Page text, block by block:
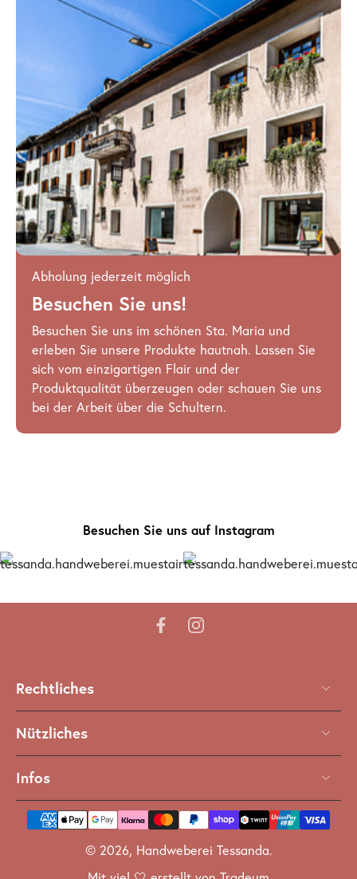
Abholung jederzeit möglich
Besuchen Sie uns!
Besuchen Sie uns im schönen Sta. Maria und
erleben Sie unsere Produkte hautnah. Lassen Sie
sich vom einzigartigen Flair und der
Produktqualität überzeugen oder schauen Sie uns
bei der Arbeit über die Schultern.
Besuchen Sie uns auf Instagram
Rechtliches
Nützliches
Infos
© 2026, Handweberei Tessanda.